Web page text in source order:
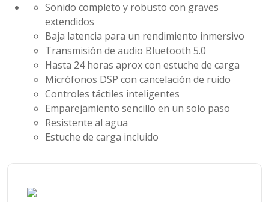
Sonido completo y robusto con graves
extendidos
Baja latencia para un rendimiento inmersivo
Transmisión de audio Bluetooth 5.0
Hasta 24 horas aprox con estuche de carga
Micrófonos DSP con cancelación de ruido
Controles táctiles inteligentes
Emparejamiento sencillo en un solo paso
Resistente al agua
Estuche de carga incluido